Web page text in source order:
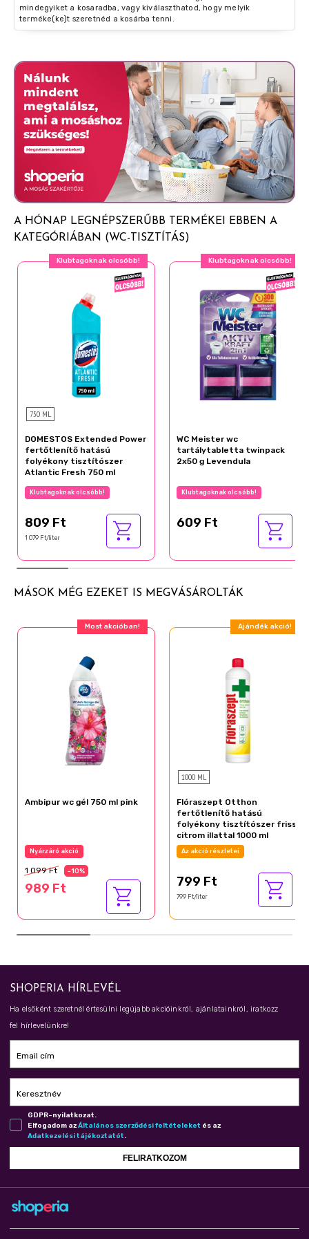
mindegyiket a kosaradba, vagy kiválaszthatod, hogy melyik
terméke(ke)t szeretnéd a kosárba tenni.
A HÓNAP LEGNÉPSZERŰBB TERMÉKEI EBBEN A
KATEGÓRIÁBAN (WC-TISZTÍTÁS)
Klubtagoknak olcsóbb!
750 ML
DOMESTOS Extended Power
fertőtlenítő hatású
folyékony tisztítószer
Atlantic Fresh 750 ml
Klubtagoknak olcsóbb!
809 Ft
1 079 Ft/liter
Klubtagoknak olcsóbb!
WC Meister wc
tartálytabletta twinpack
2x50 g Levendula
Klubtagoknak olcsóbb!
609 Ft
MÁSOK MÉG EZEKET IS MEGVÁSÁROLTÁK
Most akcióban!
Ambipur wc gél 750 ml pink
Nyárzáró akció
1 099 Ft -10%
989 Ft
Ajándék akció!
1000 ML
Flóraszept Otthon
fertőtlenítő hatású
folyékony tisztítószer friss
citrom illattal 1000 ml
Az akció részletei
799 Ft
799 Ft/liter
SHOPERIA HÍRLEVÉL
Ha elsőként szeretnél értesülni legújabb akcióinkról, ajánlatainkról, iratkozz
fel hírlevelünkre!
Email cím
Keresztnév
GDPR-nyilatkozat.
Elfogadom azÁl­ta­lá­nos szer­ző­dé­si fel­té­te­le­ket és az
Adat­ke­ze­lé­si tá­jé­koz­ta­tót.
FELIRATKOZOM